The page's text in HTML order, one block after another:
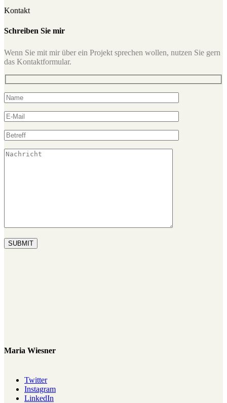
Kontakt
Schreiben Sie mir
Wenn Sie mit mir über ein Projekt sprechen wollen, nutzen Sie gern
das Kontaktformular.
SUBMIT
Maria Wiesner
Twitter
Instagram
LinkedIn